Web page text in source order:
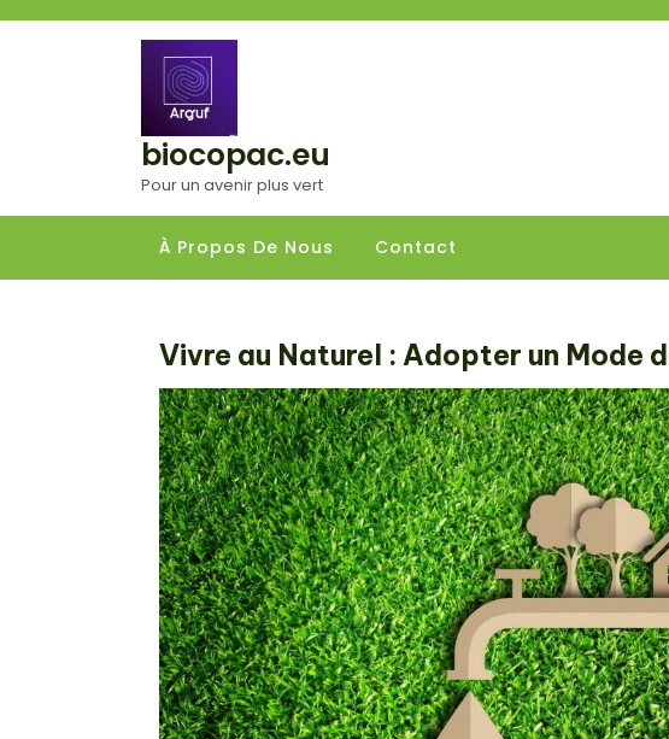
biocopac.eu
Pour un avenir plus vert
À Propos De Nous Contact
Vivre au Naturel : Adopter un Mode